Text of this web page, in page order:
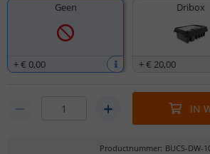
Geen
+€ 0,00
Dribox
+€ 20,00
IN
Productnummer: BUCS-DW-